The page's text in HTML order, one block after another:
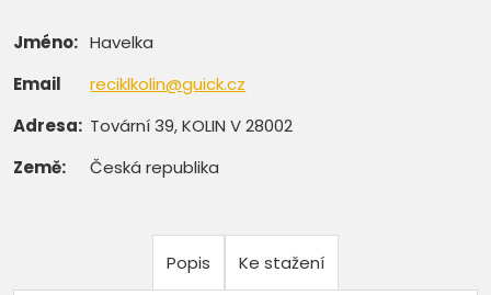
Jméno: Havelka
Email
reciklkolin@guick.cz
Adresa: Tovární 39, KOLIN V 28002
Země:
Česká republika
Popis Ke stažení